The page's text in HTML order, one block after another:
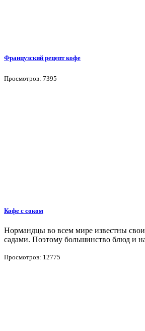
Французский рецепт кофе
Просмотров: 7395
Кофе с соком
Нормандцы во всем мире известны
садами. Поэтому большинство блюд и
Просмотров: 12775